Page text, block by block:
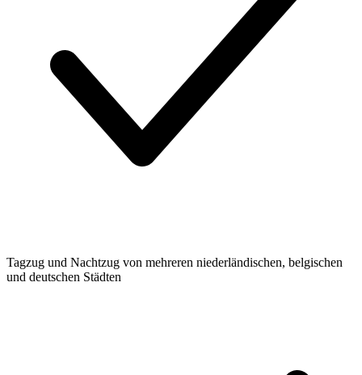
Tagzug und Nachtzug von mehreren niederländischen, belgischen
und deutschen Städten